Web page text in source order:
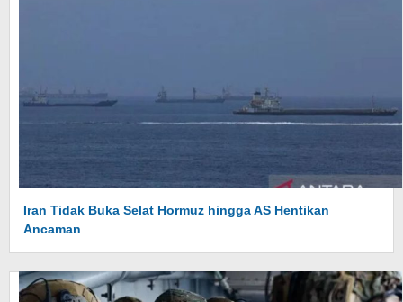
Iran Tidak Buka Selat Hormuz hingga AS Hentikan
Ancaman